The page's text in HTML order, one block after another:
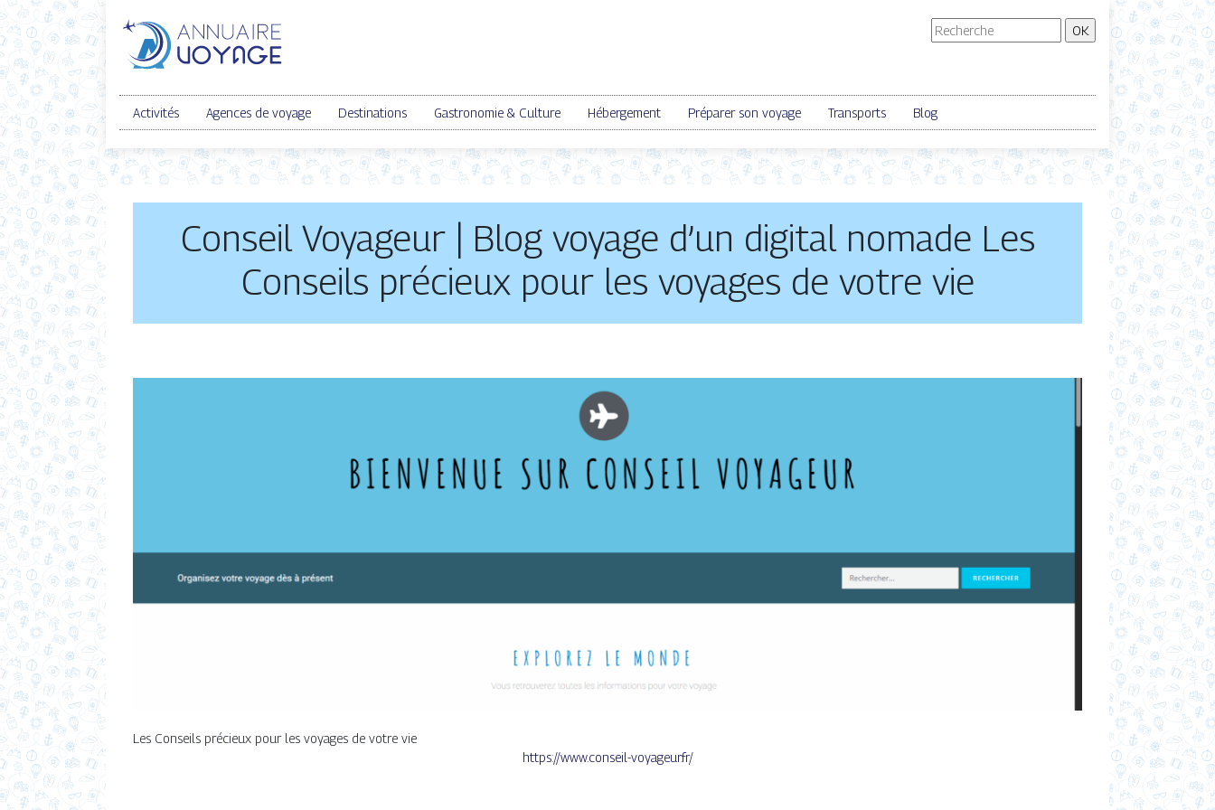
Activités Agences de voyage Destinations Gastronomie & Culture Hébergement Préparer son voyage Transports Blog
Conseil Voyageur | Blog voyage d’un digital nomade Les
Conseils précieux pour les voyages de votre vie
Les Conseils précieux pour les voyages de votre vie
https://www.conseil-voyageur.fr/